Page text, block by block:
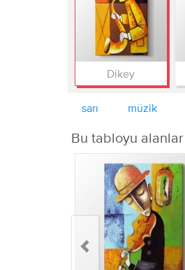
Dikey
sarı müzik
Bu tabloyu alanlar